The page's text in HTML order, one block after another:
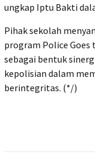
ungkap Iptu Bakti
Pihak sekolah
program Police Goes
sebagai bentuk
kepolisian dalam
berintegritas. (*/)